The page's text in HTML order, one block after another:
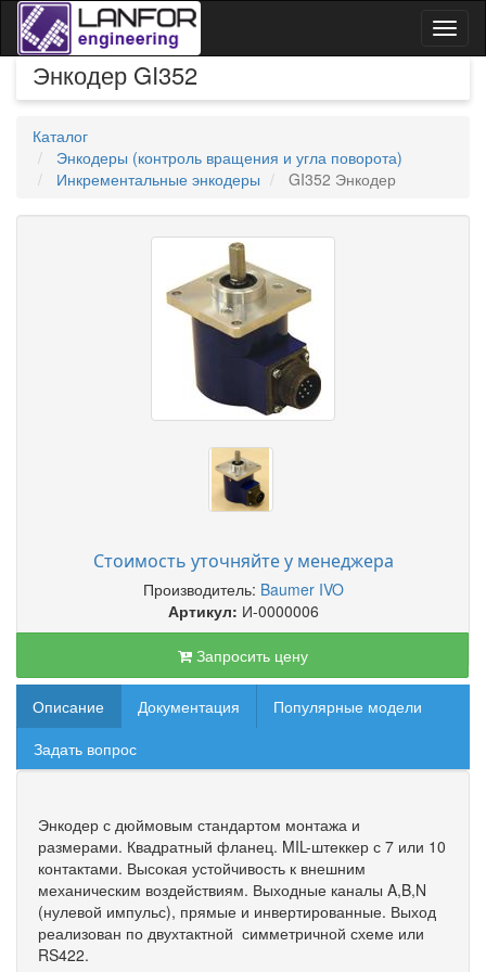
Энкодер GI352
Каталог
Энкодеры (контроль вращения и угла поворота)
Инкрементальные энкодеры
GI352 Энкодер
Стоимость уточняйте у менеджера
Производитель: Baumer IVO
Артикул: И-0000006
Запросить цену
Описание Документация
Популярные модели
Задать вопрос
Энкодер с дюймовым стандартом монтажа и
размерами. Квадратный фланец. MIL-штеккер с 7 или 10
контактами. Высокая устойчивость к внешним
механическим воздействиям. Выходные каналы A,B,N
(нулевой импульс), прямые и инвертированные. Выход
реализован по двухтактной симметричной схеме или
RS422.